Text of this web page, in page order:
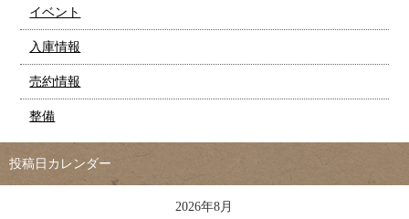
イベント
入庫情報
売約情報
整備
投稿日カレンダー
2026年8月